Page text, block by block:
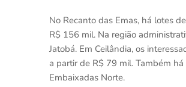
No Recanto das Emas, há lotes
R$ 156 mil. Na região
Jatobá. Em Ceilândia, os
a partir de R$ 79 mil. Também
Embaixadas Norte.